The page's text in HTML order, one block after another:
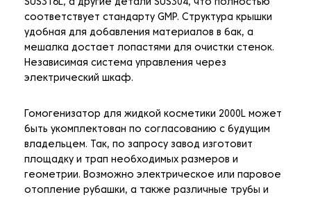
SUS316L, а другие детали SUS304, что полностью
соответствует стандарту GMP. Структура крышки
удобная для добавления материалов в бак, а
мешалка достает лопастями для очистки стенок.
Независимая система управления через
электрический шкаф.
Гомогенизатор для жидкой косметики 2000L может
быть укомплектован по согласованию с будущим
владельцем. Так, по запросу завод изготовит
площадку и трап необходимых размеров и
геометрии. Возможно электрическое или паровое
отопление рубашки, а также различные трубы и